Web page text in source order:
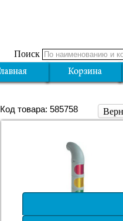
Поиск
Код товара: 585758